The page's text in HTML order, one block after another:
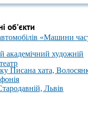
об'єкти
«Машини
академічний художній
Писана хата,
Львів